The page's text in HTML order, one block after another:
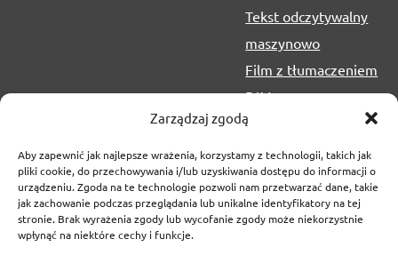
Zarządzaj zgodą
Aby zapewnić jak najlepsze wrażenia, korzystamy z technologii, takich jak
pliki cookie, do przechowywania i/lub uzyskiwania dostępu do informacji o
urządzeniu. Zgoda na te technologie pozwoli nam przetwarzać dane, takie
jak zachowanie podczas przeglądania lub unikalne identyfikatory na tej
stronie. Brak wyrażenia zgody lub wycofanie zgody może niekorzystnie
wpłynąć na niektóre cechy i funkcje.
Tekst odczytywalny
maszynowo
Film z tłumaczeniem
PJM